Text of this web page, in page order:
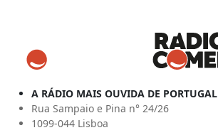
A RÁDIO MAIS OUVIDA DE PORTUGAL
Rua Sampaio e Pina n° 24/26
1099-044 Lisboa